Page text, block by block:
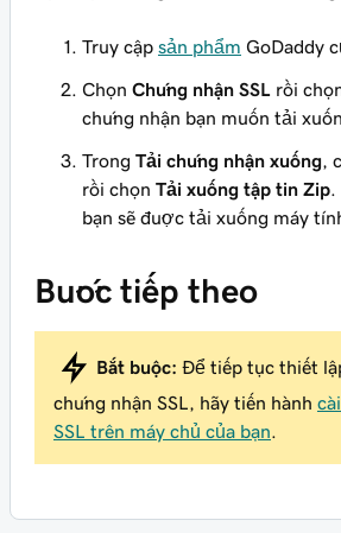
Truy cập sản phẩm GoDaddy
Chọn Chứng nhận SSL rồi
chứng nhận bạn muốn tải
Trong Tải chứng nhận xuống ,
rồi chọn Tải xuống tập tin Zip
bạn sẽ được tải xuống máy
Bước tiếp theo
Bắt buộc: Để tiếp tục thiết
chứng nhận SSL, hãy tiến hành
SSL trên máy chủ của bạn